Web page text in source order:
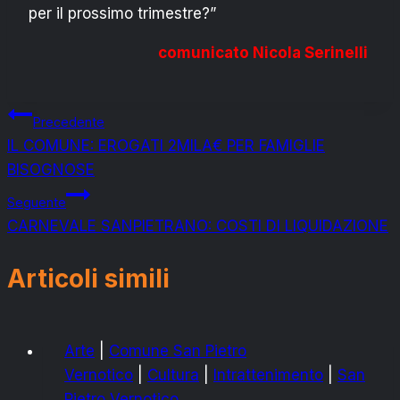
per il prossimo trimestre?”
comunicato Nicola Serinelli
Navigazione
articoli
Precedente
IL COMUNE: EROGATI 2MILA€ PER FAMIGLIE
BISOGNOSE
Seguente
CARNEVALE SANPIETRANO: COSTI DI LIQUIDAZIONE
Articoli simili
Arte
Comune San Pietro
Vernotico
Cultura Intrattenimento
San